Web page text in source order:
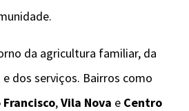
da agricultura familiar, da
dos serviços. Bairros como
Francisco,Vila Nova e Centro